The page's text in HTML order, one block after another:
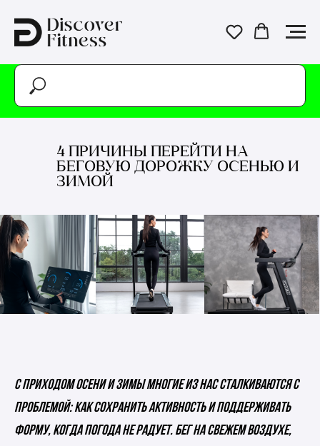
4 ПРИЧИНЫ ПЕРЕЙТИ НА
БЕГОВУЮ ДОРОЖКУ ОСЕНЬЮ И
ЗИМОЙ
С приходом осени и зимы многие из нас сталкиваются с
проблемой: как сохранить активность и поддерживать
форму, когда погода не радует. Бег на свежем воздухе,